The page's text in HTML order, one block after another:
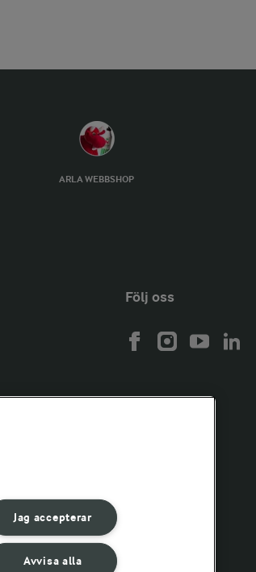
ARLA WEBBSHOP
Följ oss
Jag accepterar
Avvisa alla